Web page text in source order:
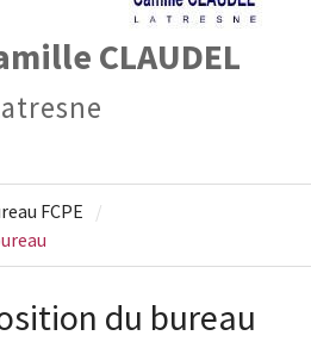
CLAUDEL
FCPE
du bureau